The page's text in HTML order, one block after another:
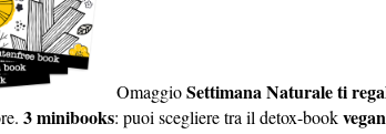
OmaggioSettimana Naturale ti
3 minibooks: puoi scegliere tra il detox-bookvegan